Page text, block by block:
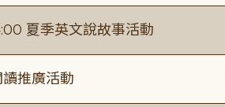
夏季英文說故事活動
讀推廣活動